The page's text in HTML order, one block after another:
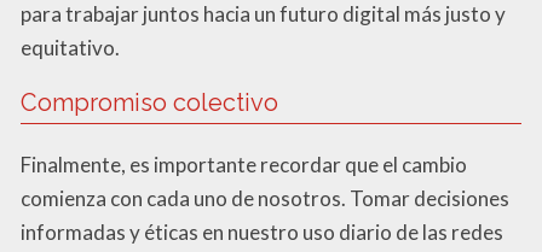
para trabajar juntos hacia un futuro digital más justo y
equitativo.
Compromiso colectivo
Finalmente, es importante recordar que el cambio
comienza con cada uno de nosotros. Tomar decisiones
informadas y éticas en nuestro uso diario de las redes